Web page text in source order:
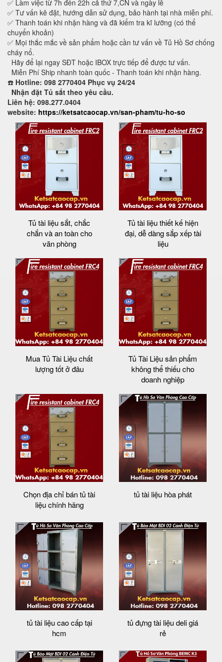
✅ Làm việc từ 7h đến 22h cả thứ 7,CN và ngày lễ
✅ Tư vấn kê đặt, hướng dẫn sử dụng, bảo hành tại nhà miễn phí.
✅ Thanh toán khi nhận hàng và đã kiểm tra kĩ lưỡng (có thể
chuyển khoản)
✅ Mọi thắc mắc về sản phẩm hoặc cần tư vấn về Tủ Hồ Sơ chống
cháy nổ.
Hãy để lại ngay SĐT hoặc IBOX trực tiếp để được tư vấn.
Miễn Phí Ship nhanh toàn quốc - Thanh toán khi nhận hàng.
☎️ Hotline: 098 2770404 Phục vụ 24/24
Nhận đặt Tủ sắt theo yêu cầu.
Liên hệ: 098.277.0404
website: https://ketsatcaocap.vn/san-pham/tu-ho-so
Tủ tài liệu sắt, chắc
chắn và an toàn cho
văn phòng
Tủ tài liệu thiết kế hiện
đại, dễ dàng sắp xếp tài
liệu
Mua Tủ Tài Liệu chất
lượng tốt ở đâu
Tủ Tài Liệu sản phẩm
không thể thiếu cho
doanh nghiệp
Chọn địa chỉ bán tủ tài
liệu chính hãng
tủ tài liệu hòa phát
tủ tài liệu cao cấp tại
hcm
tủ đựng tài liệu deli giá
rẻ